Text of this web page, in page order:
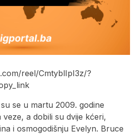
reel/CmtyblIpI3z/?
se u martu 2009. godine
a dobili su dvije kćeri,
i osmogodišnju Evelyn. Bruce